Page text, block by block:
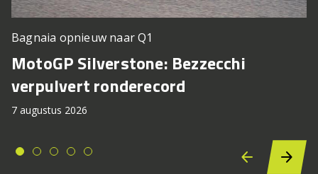
Bagnaia opnieuw naar Q1
MotoGP Silverstone: Bezzecchi
verpulvert ronderecord
7 augustus 2026